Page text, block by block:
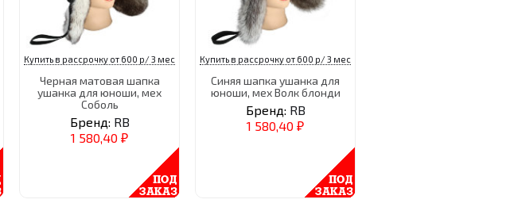
Купить в рассрочку от 600 р/ 3 мес
Черная матовая шапка
ушанка для юноши, мех
Соболь
Бренд: RB
1 580,40 ₽
Купить в рассрочку от 600 р/ 3 мес
Синяя шапка ушанка для
юноши, мех Волк блонди
Бренд: RB
1 580,40 ₽